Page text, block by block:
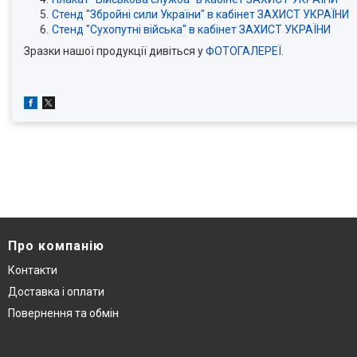
Стенд "Збройні сили України" в кабінет ЗАХИСТ УКРАЇНИ
Стенд "Сухопутні війська" в кабінет ЗАХИСТ УКРАЇНИ
Зразки нашої продукції дивіться уФОТОГАЛЕРЕЇ
Про компанію
Контакти
Доставка і оплати
Повернення та обмін